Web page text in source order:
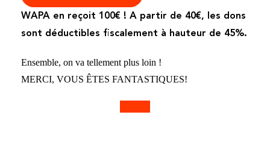
WAPA en reçoit 100€ ! A partir de 40€, les dons
sont déductibles fiscalement à hauteur de 45%.
Ensemble, on va tellement plus loin !
MERCI, VOUS ÊTES FANTASTIQUES!